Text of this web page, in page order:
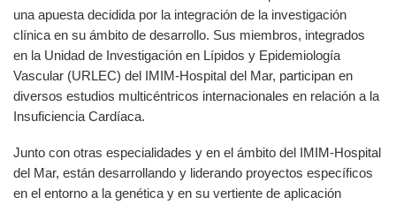
una apuesta decidida por la integración de la investigación
clínica en su ámbito de desarrollo. Sus miembros, integrados
en la Unidad de Investigación en Lípidos y Epidemiología
Vascular (URLEC) del IMIM-Hospital del Mar, participan en
diversos estudios multicéntricos internacionales en relación a la
Insuficiencia Cardíaca.
Junto con otras especialidades y en el ámbito del IMIM-Hospital
del Mar, están desarrollando y liderando proyectos específicos
en el entorno a la genética y en su vertiente de aplicación